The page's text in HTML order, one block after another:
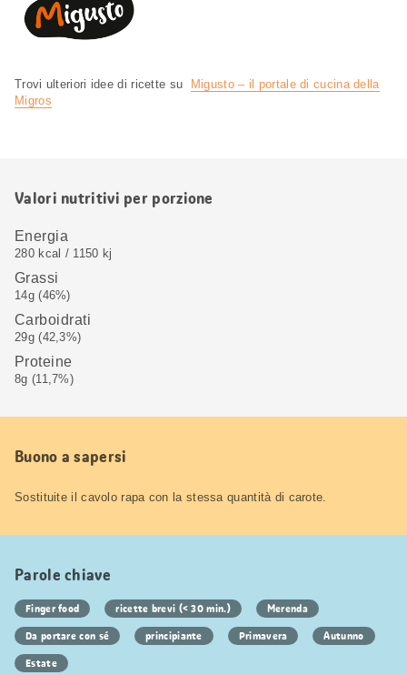
Trovi ulteriori idee di ricette su
Migusto – il portale di cucina della
Migros
Valori nutritivi per porzione
Energia
280 kcal / 1150 kj
Grassi
14g (46%)
Carboidrati
29g (42,3%)
Proteine
8g (11,7%)
Buono a sapersi
Sostituite il cavolo rapa con la stessa quantità di carote.
Parole chiave
Finger food ricette brevi (< 30 min.)
Merenda
Da portare con sé
principiante Primavera
Autunno
Estate